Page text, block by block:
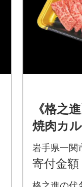
《格之
焼肉カ
ト250g
岩手県一関
寄付金額